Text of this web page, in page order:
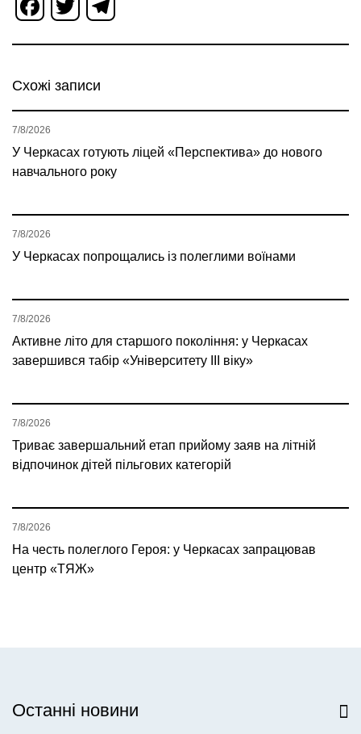
Facebook
Twitter
Схожі записи
У Черкасах готують ліцей «Перспектива» до нового
навчального року
7/8/2026
У Черкасах попрощались із полеглими воїнами
7/8/2026
Активне літо для старшого покоління: у Черкасах
завершився табір «Університету ІІІ віку»
7/8/2026
Триває завершальний етап прийому заяв на літній
відпочинок дітей пільгових категорій
7/8/2026
На честь полеглого Героя: у Черкасах запрацював
центр «ТЯЖ»
7/8/2026
Останні новини